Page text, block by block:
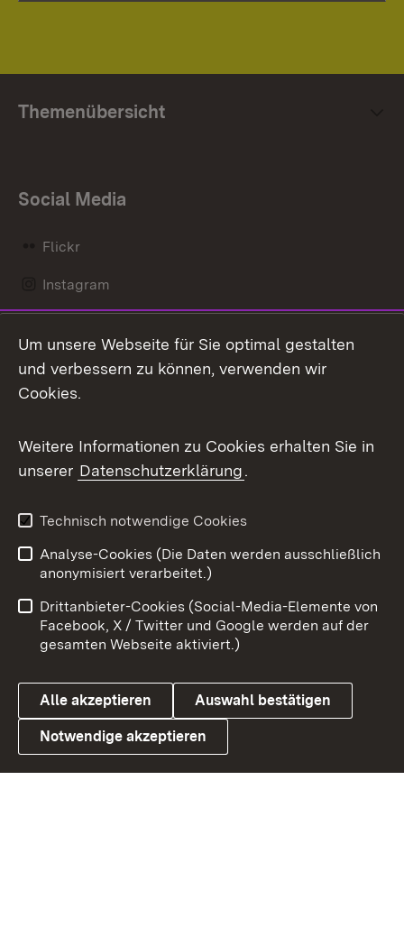
Themenübersicht
Social Media
Flickr
Instagram
Mastodon
Messenger
Social Wall
X / Twitter
Youtube
Link zum Landesportal
Benutzungshinweise
Barrierefreiheit
Datenschutz
Cookies
Um unsere Webseite für Sie optimal gestalten
und verbessern zu können, verwenden wir
Cookies.
Weitere Informationen zu Cookies erhalten Sie in
unserer Datenschutzerklärung.
Technisch notwendige Cookies
Analyse-Cookies (Die Daten werden ausschließlich
anonymisiert verarbeitet.)
Drittanbieter-Cookies (Social-Media-Elemente von
Facebook, X / Twitter und Google werden auf der
gesamten Webseite aktiviert.)
Alle akzeptieren Auswahl bestätigen
Notwendige akzeptieren